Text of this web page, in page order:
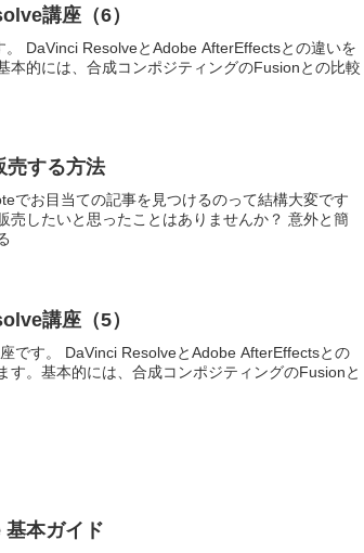
講座（6）
DaVinci ResolveとAdobe AfterEffectsとの違いを
本的には、合成コンポジティングのFusionとの比較
売する方法
でお目当ての記事を見つけるのって結構大変です
売したいと思ったことはありませんか？ 意外と簡
講座（5）
です。 DaVinci ResolveとAdobe AfterEffectsとの
す。基本的には、合成コンポジティングのFusionと
本ガイド